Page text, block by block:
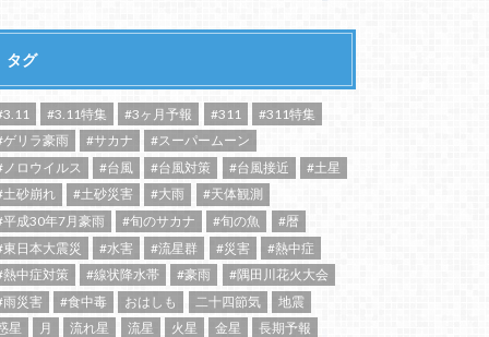
タグ
#3.11特集 #3ヶ月予報 #311
#311特集
ゲリラ豪雨
#サカナ
#スーパームーン
ノロウイルス
#台風 #台風対策 #台風接近
#土星
土砂崩れ
#土砂災害 #大雨
#天体観測
平成30年7月豪雨
#旬のサカナ #旬の魚
#暦
東日本大震災
#水害 #流星群 #災害
#熱中症
熱中症対策
#線状降水帯 #豪雨
#隅田川花火大会
雨災害
#食中毒 おはしも 二十四節気
地震
星
月 流れ星 流星 火星 金星 長期予報